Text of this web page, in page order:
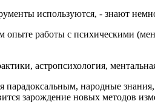
используются, - знают
опыте работы с психическими
астропсихология,
парадоксальным, народные
зарождение новых методов